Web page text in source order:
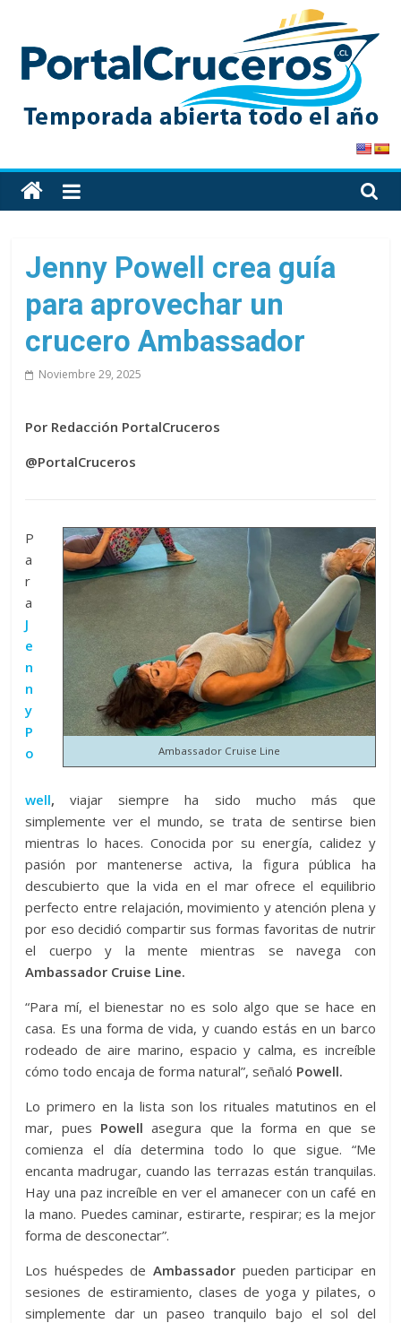
content
PortalCruceros
Toda
la
cruceros
en
un
solo
Jenny Powell crea guía
para aprovechar un
crucero Ambassador
Noviembre 29, 2025
Por Redacción PortalCruceros
@PortalCruceros
Ambassador Cruise Line
P
a
r
a
J
e
n
n
y
P
o
well, viajar siempre ha sido mucho más que
simplemente ver el mundo, se trata de sentirse bien
mientras lo haces. Conocida por su energía, calidez y
pasión por mantenerse activa, la figura pública ha
descubierto que la vida en el mar ofrece el equilibrio
perfecto entre relajación, movimiento y atención plena y
por eso decidió compartir sus formas favoritas de nutrir
el cuerpo y la mente mientras se navega con
Ambassador Cruise Line.
“Para mí, el bienestar no es solo algo que se hace en
casa. Es una forma de vida, y cuando estás en un barco
rodeado de aire marino, espacio y calma, es increíble
cómo todo encaja de forma natural”, señaló Powell.
Lo primero en la lista son los rituales matutinos en el
mar, pues Powell asegura que la forma en que se
comienza el día determina todo lo que sigue. “Me
encanta madrugar, cuando las terrazas están tranquilas.
Hay una paz increíble en ver el amanecer con un café en
la mano. Puedes caminar, estirarte, respirar; es la mejor
forma de desconectar”.
Los huéspedes de Ambassador pueden participar en
sesiones de estiramiento, clases de yoga y pilates, o
simplemente dar un paseo tranquilo bajo el sol del